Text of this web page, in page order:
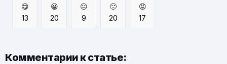
😋
13
😀
20
😐
9
🙁
20
😡
17
Комментарии к статье: